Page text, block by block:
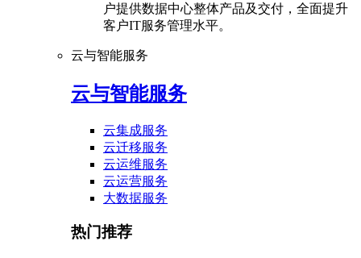
户提供数据中心整体产品及交付，全面提升
客户IT服务管理水平。
云与智能服务
云与智能服务
云集成服务
云迁移服务
云运维服务
云运营服务
大数据服务
热门推荐